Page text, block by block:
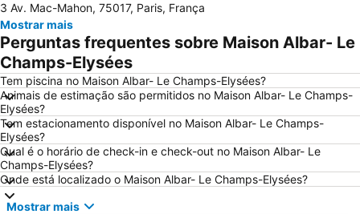
8th district Élysée
9th district Opéra
Museu do Louvre
6th district Luxembourg
Paris Expo Porte de Versailles
Montparnasse
Stade de France
7th district Palais Bourbon
15th district Vaugirard
Disney Village
3rd district Temple
14th district Observatoire
Bercy
4th district Hôtel-de-Ville
Colina de Montmartre
18th district la Butte-Montmartre
3 Av. Mac-Mahon, 75017, Paris, França
Mostrar mais
Perguntas frequentes sobre Maison Albar- Le
Champs-Elysées
Tem piscina no Maison Albar- Le Champs-Elysées?
Animais de estimação são permitidos no Maison Albar- Le Champs-
Elysées?
Tem estacionamento disponível no Maison Albar- Le Champs-
Elysées?
Qual é o horário de check-in e check-out no Maison Albar- Le
Champs-Elysées?
Onde está localizado o Maison Albar- Le Champs-Elysées?
Mostrar mais